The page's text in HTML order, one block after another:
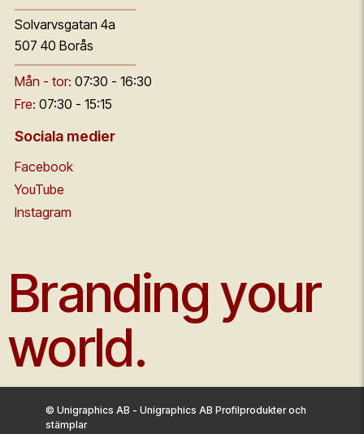
Solvarvsgatan 4a
507 40 Borås
Mån - tor: 07:30 - 16:30
Fre: 07:30 - 15:15
Sociala medier
Facebook
YouTube
Instagram
Branding your
world.
© Unigraphics AB - Unigraphics AB Profilprodukter och
stämplar